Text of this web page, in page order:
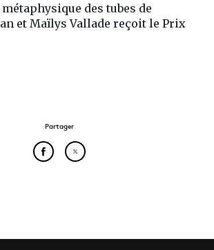
des tubes de
et Maïlys Vallade reçoit le Prix
Partager
Partager cet article sur
Partager cet article sur